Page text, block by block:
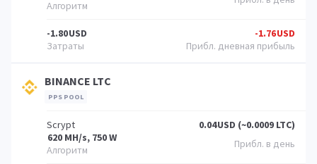
-1.80USD -1.76USD
BINANCE LTC
PPS POOL
Scrypt
620 MH/s, 750 W
0.04USD (~0.0009 LTC)